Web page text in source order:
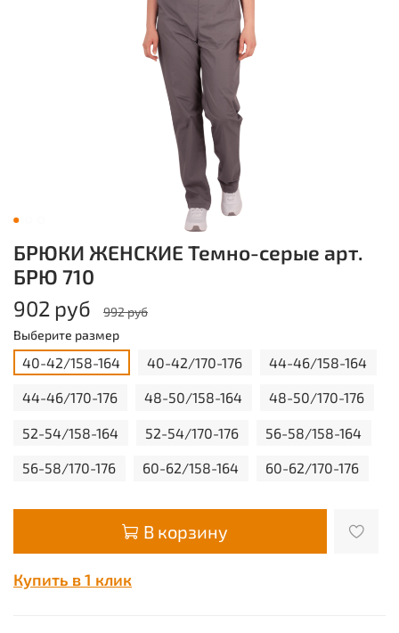
БРЮКИ ЖЕНСКИЕ Темно-серые арт.
БРЮ 710
902 руб
992 руб
Выберите размер
40-42/158-164 40-42/170-176 44-46/158-164
44-46/170-176 48-50/158-164 48-50/170-176
52-54/158-164 52-54/170-176 56-58/158-164
56-58/170-176 60-62/158-164 60-62/170-176
В корзину
Купить в 1 клик